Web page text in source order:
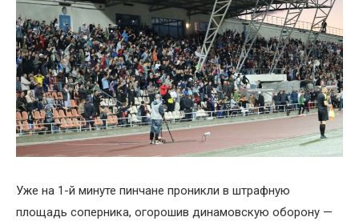
Уже на 1-й минуте пинчане проникли в штрафную
площадь соперника, огорошив динамовскую оборону —